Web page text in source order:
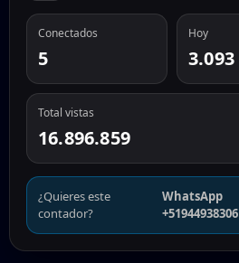
Conectados
5
Hoy
3.093
Total vistas
16.896.859
¿Quieres este
contador?
WhatsApp
+51944938306